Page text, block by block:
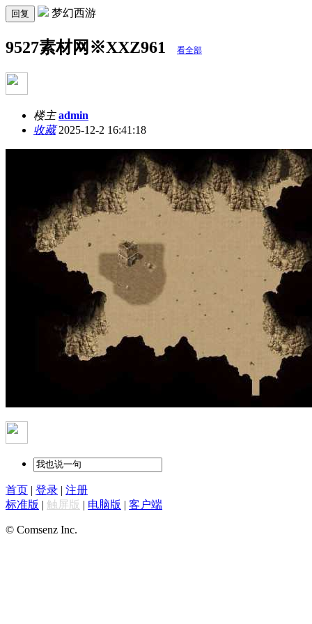
回复 梦幻西游
9527素材网※XXZ961 看全部
楼主 admin
收藏2025-12-2 16:41:18
首页 | 登录 | 注册
标准版 | 触屏版 | 电脑版 | 客户端
© Comsenz Inc.